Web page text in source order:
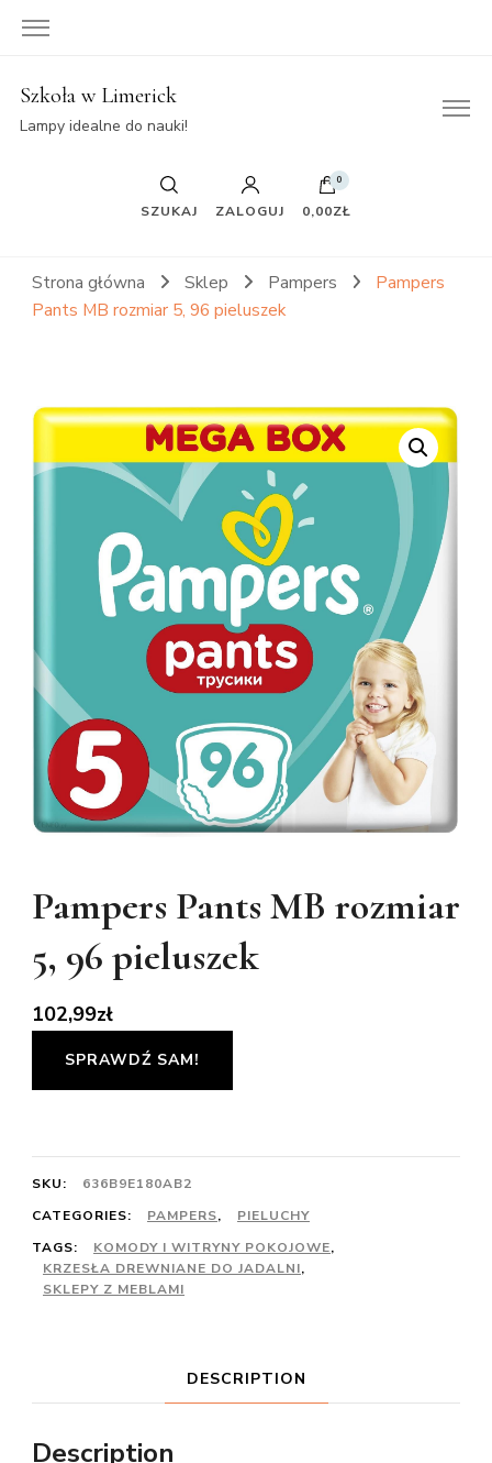
Szkoła w Limerick
Lampy idealne do nauki!
SZUKAJ ZALOGUJ
0
0,00ZŁ
Strona główna Sklep Pampers
Pampers
Pants MB rozmiar 5, 96 pieluszek
Pampers Pants MB rozmiar
5, 96 pieluszek
102,99zł
SPRAWDŹ SAM!
SKU:
636B9E180AB2
CATEGORIES:
PAMPERS,
PIELUCHY
TAGS:
KOMODY I WITRYNY POKOJOWE,
KRZESŁA DREWNIANE DO JADALNI,
SKLEPY Z MEBLAMI
DESCRIPTION
Description